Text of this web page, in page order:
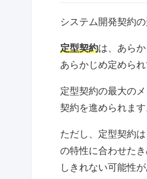
システム開発契約の
定型契約は、あら
あらかじめ定められ
定型契約の最大のメ
契約を進められま
ただし、定型契約は
の特性に合わせた
しきれない可能性が